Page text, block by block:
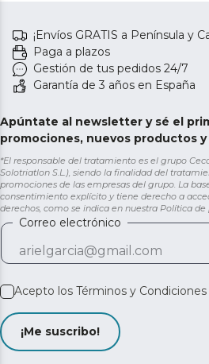
¡Envíos GRATIS a Península y
Paga a plazos
Gestión de tus pedidos 24/7
Garantía de 3 años en España
Apúntate al newsletter y sé el
promociones, nuevos productos y
*El responsable del tratamiento es el grupo
Solotriatlon S.L.), siendo la finalidad del
promociones de las empresas del grupo. La
consentimiento explícito y tiene derecho a
derechos, como se indica en nuestra Política de
Correo electrónico
Acepto los Términos y Condiciones
¡Me suscribo!